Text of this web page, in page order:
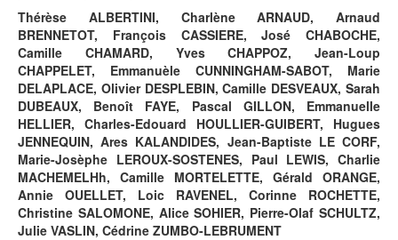
Thérèse ALBERTINI, Charlène ARNAUD, Arnaud
BRENNETOT, François CASSIERE, José CHABOCHE,
Camille CHAMARD, Yves CHAPPOZ, Jean-Loup
CHAPPELET, Emmanuèle CUNNINGHAM-SABOT, Marie
DELAPLACE, Olivier DESPLEBIN, Camille DESVEAUX, Sarah
DUBEAUX, Benoît FAYE, Pascal GILLON, Emmanuelle
HELLIER, Charles-Edouard HOULLIER-GUIBERT, Hugues
JENNEQUIN, Ares KALANDIDES, Jean-Baptiste LE CORF,
Marie-Josèphe LEROUX-SOSTENES, Paul LEWIS, Charlie
MACHEMELHh, Camille MORTELETTE, Gérald ORANGE,
Annie OUELLET, Loic RAVENEL, Corinne ROCHETTE,
Christine SALOMONE, Alice SOHIER, Pierre-Olaf SCHULTZ,
Julie VASLIN, Cédrine ZUMBO-LEBRUMENT